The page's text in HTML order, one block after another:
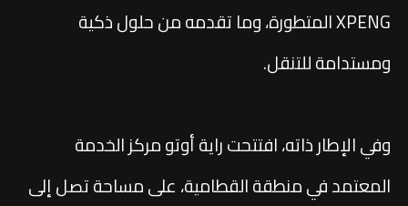
XPENG المتطورة، وما تقدمه من حلول ذكية
ومستدامة للتنقل.
وفي الإطار ذاته، افتتحت راية أوتو مركز الخدمة
المعتمد في منطقة القطامية، على مساحة تصل إلى